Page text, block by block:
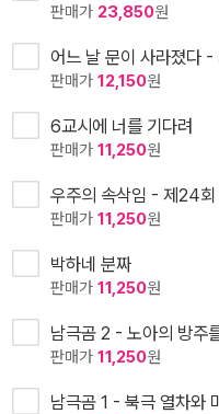
판매가 23,850원
어느 날 문이 사라졌다
판매가 12,150원
6교시에 너를 기다려
판매가 11,250원
우주의 속삭임 - 제24회
판매가 11,250원
박하네 분짜
판매가 11,250원
남극곰 2 - 노아의 방주
판매가 11,250원
남극곰 1 - 북극 열차와